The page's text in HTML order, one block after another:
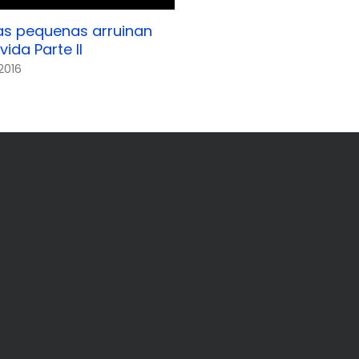
pequenas arruinan
Parte II